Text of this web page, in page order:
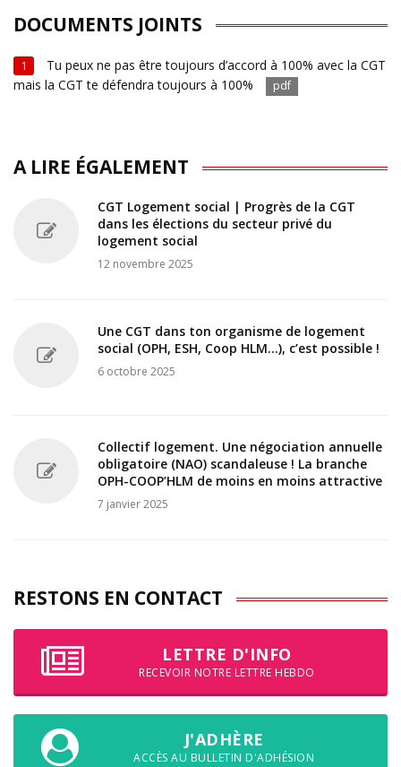
DOCUMENTS JOINTS
1
Tu peux ne pas être toujours d’accord à 100% avec la CGT
mais la CGT te défendra toujours à 100%
pdf
A LIRE ÉGALEMENT
CGT Logement social | Progrès de la CGT
dans les élections du secteur privé du
logement social
12 novembre 2025
Une CGT dans ton organisme de logement
social (OPH, ESH, Coop HLM...), c’est possible !
6 octobre 2025
Collectif logement. Une négociation annuelle
obligatoire (NAO) scandaleuse ! La branche
OPH-COOP’HLM de moins en moins attractive
7 janvier 2025
RESTONS EN CONTACT
LETTRE D'INFO
RECEVOIR NOTRE LETTRE HEBDO
J'ADHÈRE
ACCÈS AU BULLETIN D'ADHÉSION